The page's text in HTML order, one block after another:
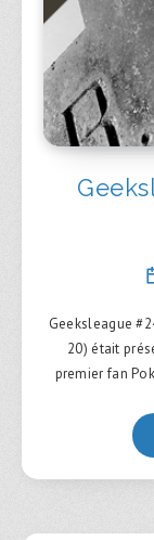
Geeksleague
20) était
premier fan